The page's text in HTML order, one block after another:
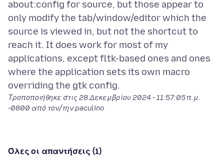
about:config for source, but those appear to
only modify the tab/window/editor which the
source is viewed in, but not the shortcut to
reach it. It does work for most of my
applications, except fltk-based ones and ones
where the application sets its own macro
Τροποποιήθηκε στις 28 Δεκεμβρίου 2024 - 11:57:05 π.μ.
-0800 από τον/την paculino
Όλες οι απαντήσεις (1)